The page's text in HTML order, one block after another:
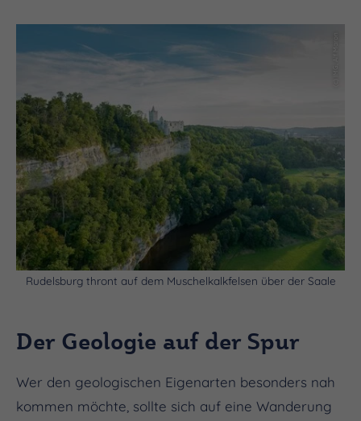
(c) IMG, Alf Maron
Rudelsburg thront auf dem Muschelkalkfelsen über der Saale
Der Geologie auf der Spur
Wer den geologischen Eigenarten besonders nah
kommen möchte, sollte sich auf eine Wanderung